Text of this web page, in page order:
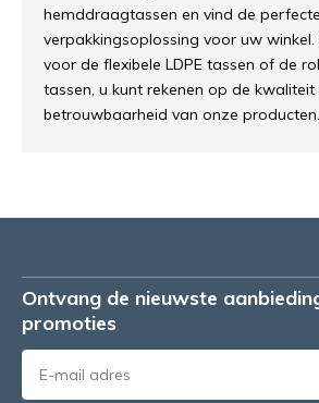
hemddraagtassen en vind de perfecte
verpakkingsoplossing voor uw winkel.
voor de flexibele LDPE tassen of de
tassen, u kunt rekenen op de kwaliteit
betrouwbaarheid van onze producten.
Ontvang de nieuwste
promoties